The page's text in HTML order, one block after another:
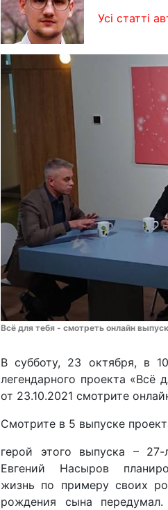
Усі статті
Всё для тебя - смотреть онлайн
В субботу, 23 октября, в
легендарного проекта «Всё
от 23.10.2021 смотрите
Смотрите в 5 выпуске
герой этого выпуска – 27-
Евгений Насыров
жизнь по примеру своих
рождения сына